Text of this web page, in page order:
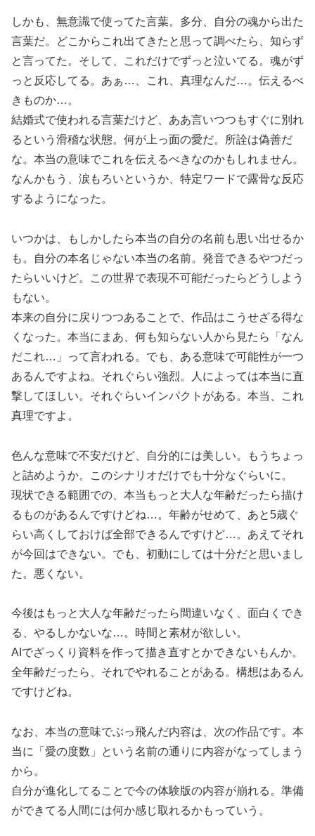
しかも、無意識で使ってた言葉。多分、自分の魂から出た
言葉だ。どこからこれ出てきたと思って調べたら、知らず
と言ってた。そして、これだけでずっと泣いてる。魂がず
っと反応してる。あぁ…、これ、真理なんだ…。伝えるべ
きものか…。
結婚式で使われる言葉だけど、ああ言いつつもすぐに別れ
るという滑稽な状態。何が上っ面の愛だ。所詮は偽善だ
な。本当の意味でこれを伝えるべきなのかもしれません。
なんかもう、涙もろいというか、特定ワードで露骨な反応
するようになった。
いつかは、もしかしたら本当の自分の名前も思い出せるか
も。自分の本名じゃない本当の名前。発音できるやつだっ
たらいいけど。この世界で表現不可能だったらどうしよう
もない。
本来の自分に戻りつつあることで、作品はこうせざる得な
くなった。本当にまあ、何も知らない人から見たら「なん
だこれ…」って言われる。でも、ある意味で可能性が一つ
あるんですよね。それぐらい強烈。人によっては本当に直
撃してほしい。それぐらいインパクトがある。本当、これ
真理ですよ。
色んな意味で不安だけど、自分的には美しい。もうちょっ
と詰めようか。このシナリオだけでも十分なぐらいに。
現状できる範囲での、本当もっと大人な年齢だったら描け
るものがあるんですけどね…。年齢がせめて、あと5歳ぐ
らい高くしておけば全部できるんですけど…。あえてそれ
が今回はできない。でも、初動にしては十分だと思いまし
た。悪くない。
今後はもっと大人な年齢だったら間違いなく、面白くでき
る、やるしかないな…。時間と素材が欲しい。
AIでざっくり資料を作って描き直すとかできないもんか。
全年齢だったら、それでやれることがある。構想はあるん
ですけどね。
なお、本当の意味でぶっ飛んだ内容は、次の作品です。本
当に「愛の度数」という名前の通りに内容がなってしまう
から。
自分が進化してることで今の体験版の内容が崩れる。準備
ができてる人間には何か感じ取れるかもっていう。